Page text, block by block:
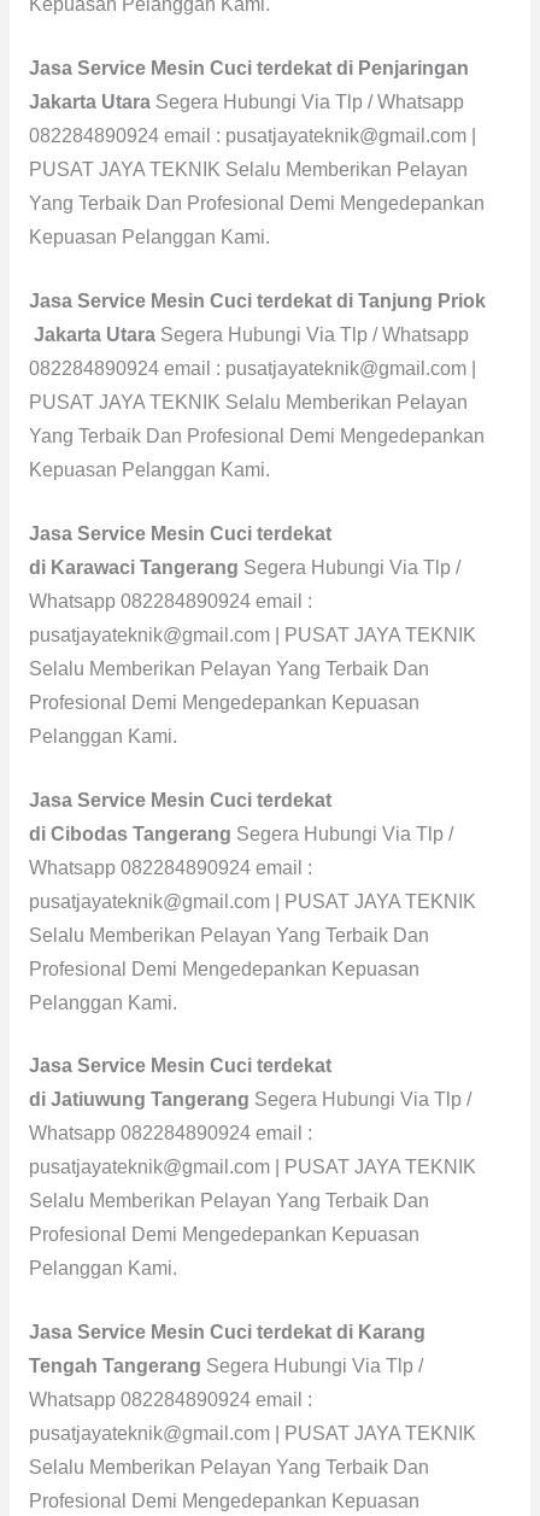
Kepuasan Pelanggan Kami.
Jasa Service Mesin Cuci terdekat di Penjaringan
Jakarta Utara Segera Hubungi Via Tlp / Whatsapp
082284890924 email : pusatjayateknik@gmail.com |
PUSAT JAYA TEKNIK Selalu Memberikan Pelayan
Yang Terbaik Dan Profesional Demi Mengedepankan
Kepuasan Pelanggan Kami.
Jasa Service Mesin Cuci terdekat di Tanjung Priok
Jakarta Utara Segera Hubungi Via Tlp / Whatsapp
082284890924 email : pusatjayateknik@gmail.com |
PUSAT JAYA TEKNIK Selalu Memberikan Pelayan
Yang Terbaik Dan Profesional Demi Mengedepankan
Kepuasan Pelanggan Kami.
Jasa Service Mesin Cuci terdekat
di Karawaci Tangerang Segera Hubungi Via Tlp /
Whatsapp 082284890924 email :
pusatjayateknik@gmail.com | PUSAT JAYA TEKNIK
Selalu Memberikan Pelayan Yang Terbaik Dan
Profesional Demi Mengedepankan Kepuasan
Pelanggan Kami.
Jasa Service Mesin Cuci terdekat
di Cibodas Tangerang Segera Hubungi Via Tlp /
Whatsapp 082284890924 email :
pusatjayateknik@gmail.com | PUSAT JAYA TEKNIK
Selalu Memberikan Pelayan Yang Terbaik Dan
Profesional Demi Mengedepankan Kepuasan
Pelanggan Kami.
Jasa Service Mesin Cuci terdekat
di Jatiuwung Tangerang Segera Hubungi Via Tlp /
Whatsapp 082284890924 email :
pusatjayateknik@gmail.com | PUSAT JAYA TEKNIK
Selalu Memberikan Pelayan Yang Terbaik Dan
Profesional Demi Mengedepankan Kepuasan
Pelanggan Kami.
Jasa Service Mesin Cuci terdekat di Karang
Tengah Tangerang Segera Hubungi Via Tlp /
Whatsapp 082284890924 email :
pusatjayateknik@gmail.com | PUSAT JAYA TEKNIK
Selalu Memberikan Pelayan Yang Terbaik Dan
Profesional Demi Mengedepankan Kepuasan